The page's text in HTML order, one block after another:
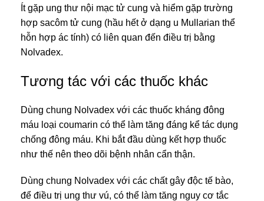
Ít gặp ung thư nội mạc tử cung và hiểm gặp trường
hợp sacôm tử cung (hầu hết ở dạng u Mullarian thể
hỗn hợp ác tính) có liên quan đến điều trị bằng
Nolvadex.
Tương tác với các thuốc khác
Dùng chung Nolvadex với các thuốc kháng đông
máu loại coumarin có thể làm tăng đáng kể tác dụng
chống đông máu. Khi bắt đầu dùng kết hợp thuốc
như thế nên theo dõi bệnh nhân cẩn thận.
Dùng chung Nolvadex với các chất gây độc tế bào,
để điều trị ung thư vú, có thể làm tăng nguy cơ tắc